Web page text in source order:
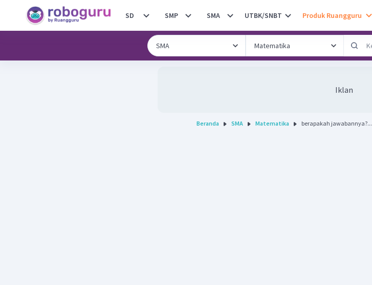
SD SMP SMA UTBK/SNBT Produk Ruangguru
Iklan
Beranda SMA Matematika berapakah jawabannya?...